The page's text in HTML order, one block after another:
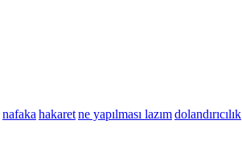
nafaka hakaretne yapılması lazımdolandırıcılık